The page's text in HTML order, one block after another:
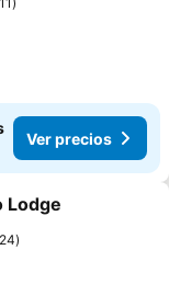
Ver precios
Lodge
24